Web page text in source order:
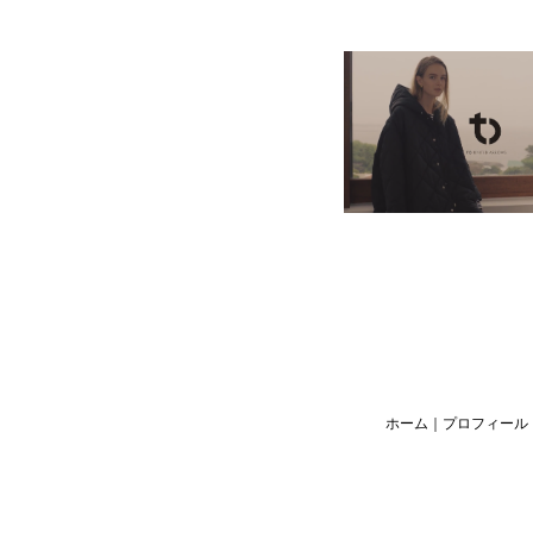
ホーム プロフィール